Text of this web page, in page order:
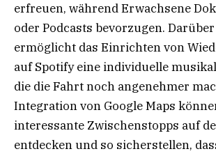
erfreuen, während Erwachsene
oder Podcasts bevorzugen.
ermöglicht das Einrichten von
auf Spotify eine individuelle
die die Fahrt noch angenehmer
Integration von Google Maps
interessante Zwischenstopps auf
entdecken und so sicherstellen,